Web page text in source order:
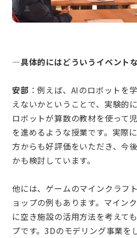
—具体的にはどういうイベント
安部 ：例えば、AIのロボットを
えないかということで、実験的
ロボットが算数の教材を使って
を進めるような授業です。実際
方からも好評価をいただき、今
かも検討しています。
他には、ゲームのマインクラフ
ョップの例もあります。マイン
に空き施設の活用方法を考えて
プです。3Dのモデリング事業を